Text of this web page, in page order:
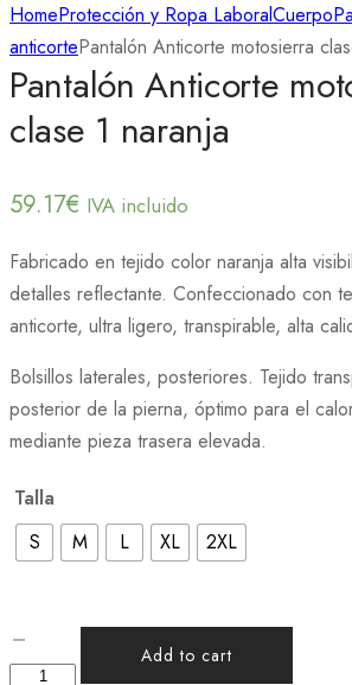
HomeProtección y Ropa LaboralCuerpo
anticortePantalón Anticorte motosierra
Pantalón Anticorte
clase 1 naranja
59.17€ IVA incluido
Fabricado en tejido color naranja alta
detalles reflectante. Confeccionado con
anticorte, ultra ligero, transpirable, alta
Bolsillos laterales, posteriores. Tejido
posterior de la pierna, óptimo para el
mediante pieza trasera elevada.
Talla
S
M L XL 2XL
Add to cart